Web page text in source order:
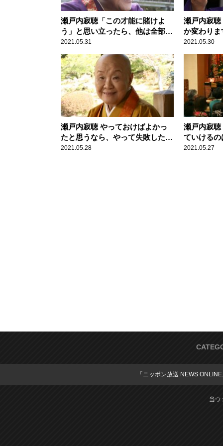
瀬戸内寂聴「この才能に賭けよ
う」と思い立ったら、他は全部捨
てましょう
2021.05.31
瀬戸内寂
か変わりま
2021.05.30
瀬戸内寂聴 やっておけばよかっ
たと思うなら、やって失敗したほ
うがいいです
2021.05.28
瀬戸内寂
ていける
計らいです
2021.05.27
「ニッポン放送 NEWS
当ウ